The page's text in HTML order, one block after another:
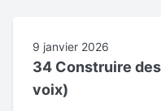
9 janvier 2026
34 Construire
voix)